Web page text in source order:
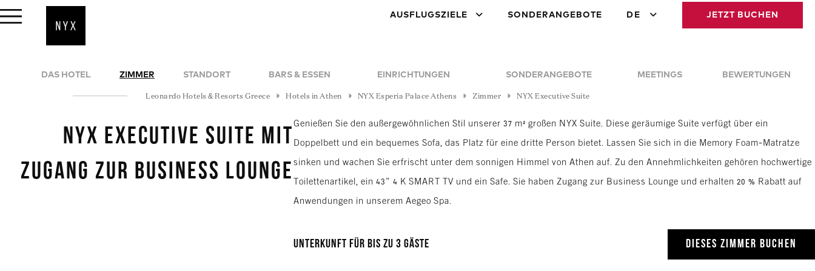
AUSFLUGSZIELE SONDERANGEBOTE DE JETZT BUCHEN
DAS HOTEL ZIMMER STANDORT BARS & ESSEN EINRICHTUNGEN SONDERANGEBOTE MEETINGS BEWERTUNGEN
Leonardo Hotels & Resorts Greece Hotels in Athen NYX Esperia Palace Athens Zimmer NYX Executive Suite
NYX Executive Suite mit
Zugang zur Business Lounge
Genießen Sie den außergewöhnlichen Stil unserer 37 m² großen NYX Suite. Diese geräumige Suite verfügt über ein
Doppelbett und ein bequemes Sofa, das Platz für eine dritte Person bietet. Lassen Sie sich in die Memory Foam-Matratze
sinken und wachen Sie erfrischt unter dem sonnigen Himmel von Athen auf. Zu den Annehmlichkeiten gehören hochwertige
Toilettenartikel, ein 43” 4 K SMART TV und ein Safe. Sie haben Zugang zur Business Lounge und erhalten 20 % Rabatt auf
Anwendungen in unserem Aegeo Spa.
Unterkunft für bis zu 3 Gäste DIESES ZIMMER BUCHEN